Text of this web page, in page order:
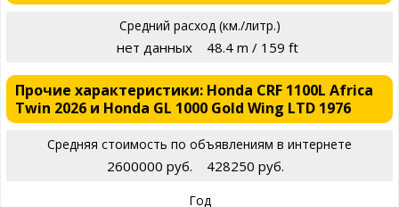
Средний расход (км./литр.)
нет данных 48.4 m / 159 ft
Прочие характеристики: Honda CRF 1100L Africa
Twin 2026 и Honda GL 1000 Gold Wing LTD 1976
Средняя стоимость по объявлениям в интернете
2600000 руб. 428250 руб.
Год